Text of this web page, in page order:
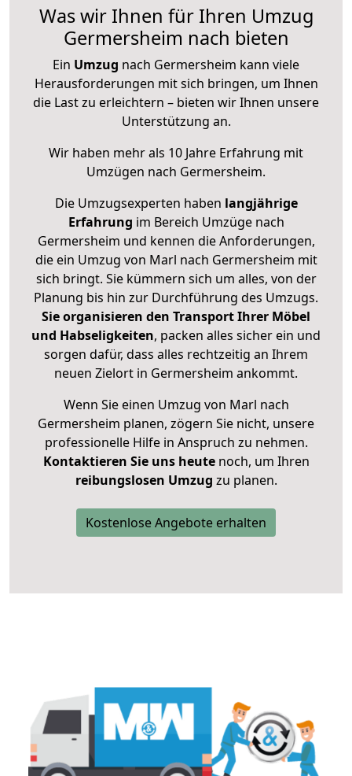
Was wir Ihnen für Ihren Umzug
Germersheim nach bieten
Ein Umzug nach Germersheim kann viele
Herausforderungen mit sich bringen, um Ihnen
die Last zu erleichtern – bieten wir Ihnen unsere
Unterstützung an.
Wir haben mehr als 10 Jahre Erfahrung mit
Umzügen nach Germersheim.
Die Umzugsexperten haben langjährige
Erfahrung im Bereich Umzüge nach
Germersheim und kennen die Anforderungen,
die ein Umzug von Marl nach Germersheim mit
sich bringt. Sie kümmern sich um alles, von der
Planung bis hin zur Durchführung des Umzugs.
Sie organisieren den Transport Ihrer Möbel
und Habseligkeiten, packen alles sicher ein und
sorgen dafür, dass alles rechtzeitig an Ihrem
neuen Zielort in Germersheim ankommt.
Wenn Sie einen Umzug von Marl nach
Germersheim planen, zögern Sie nicht, unsere
professionelle Hilfe in Anspruch zu nehmen.
Kontaktieren Sie uns heutenoch, um Ihren
reibungslosen Umzug zu planen.
Kostenlose Angebote erhalten